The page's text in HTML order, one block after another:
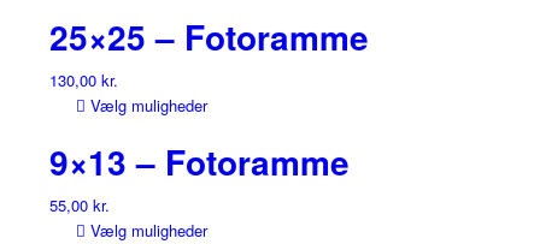
25×25 – Fotoramme
130,00 kr.
Vælg muligheder
har
flere
9×13 – Fotoramme
55,00 kr.
Vælg muligheder